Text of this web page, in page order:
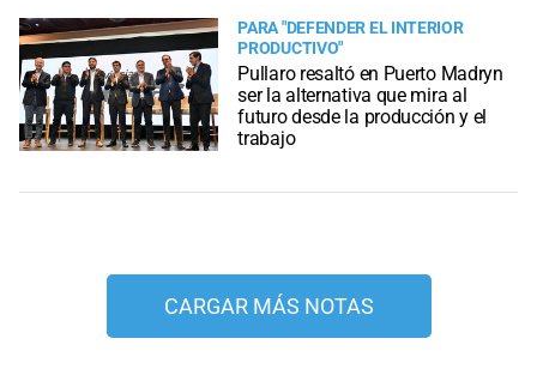
PARA "DEFENDER EL INTERIOR
PRODUCTIVO"
Pullaro resaltó en Puerto Madryn
ser la alternativa que mira al
futuro desde la producción y el
trabajo
CARGAR MÁS NOTAS